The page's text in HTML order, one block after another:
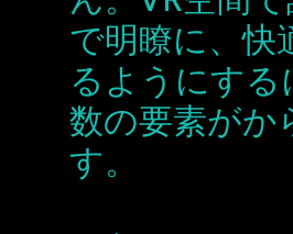
で明瞭に、快
るようにする
数の要素がか
す。